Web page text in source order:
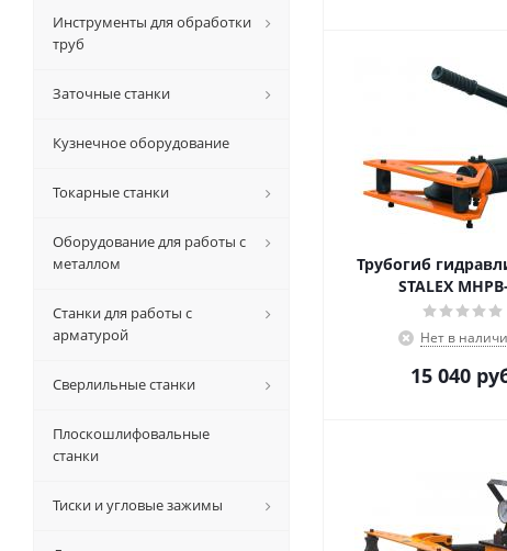
Трубогиб
STALEX
Нет в
15 040
Инструменты для обработки
труб
Заточные станки
Кузнечное оборудование
Токарные станки
Оборудование для работы с
металлом
Станки для работы с
арматурой
Сверлильные станки
Плоскошлифовальные
станки
Тиски и угловые зажимы